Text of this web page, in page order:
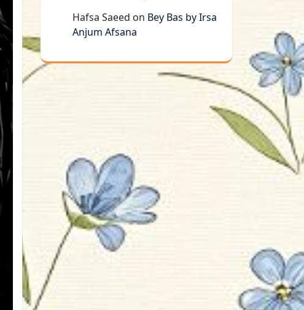
Hafsa Saeed on Bey Bas by Irsa
Anjum Afsana